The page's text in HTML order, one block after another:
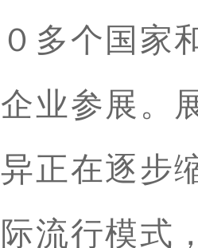
０多个国家
企业参展。
异正在逐步
际流行模式